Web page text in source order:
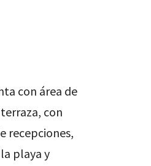
con área de
con
recepciones,
playa y